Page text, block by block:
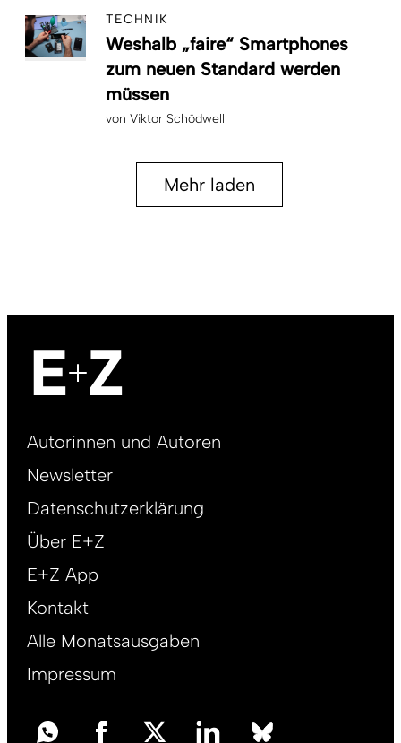
TECHNIK
Weshalb „faire“ Smartphones
zum neuen Standard werden
müssen
von Viktor Schödwell
Mehr laden
Footer
DE
Autorinnen und Autoren
Newsletter
Datenschutzerklärung
Über E+Z
E+Z App
Kontakt
Alle Monatsausgaben
Impressum